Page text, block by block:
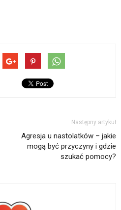
Następny artykuł
Agresja u nastolatków – jakie
mogą być przyczyny i gdzie
szukać pomocy?